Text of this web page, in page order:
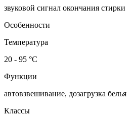
звуковой сигнал окончания стирки
Особенности
Температура
20 - 95 °C
Функции
автовзвешивание, дозагрузка белья
Классы